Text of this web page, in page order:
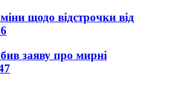
щодо відстрочки від
заяву про мирні